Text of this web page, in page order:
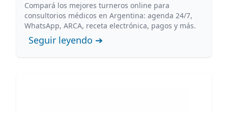
Compará los mejores turneros online para
consultorios médicos en Argentina: agenda 24/7,
WhatsApp, ARCA, receta electrónica, pagos y más.
Seguir leyendo ➔